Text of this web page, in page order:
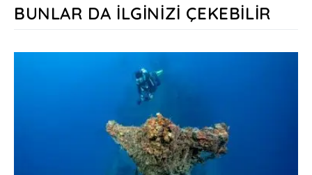
BUNLAR DA İLGINIZI ÇEKEBILIR